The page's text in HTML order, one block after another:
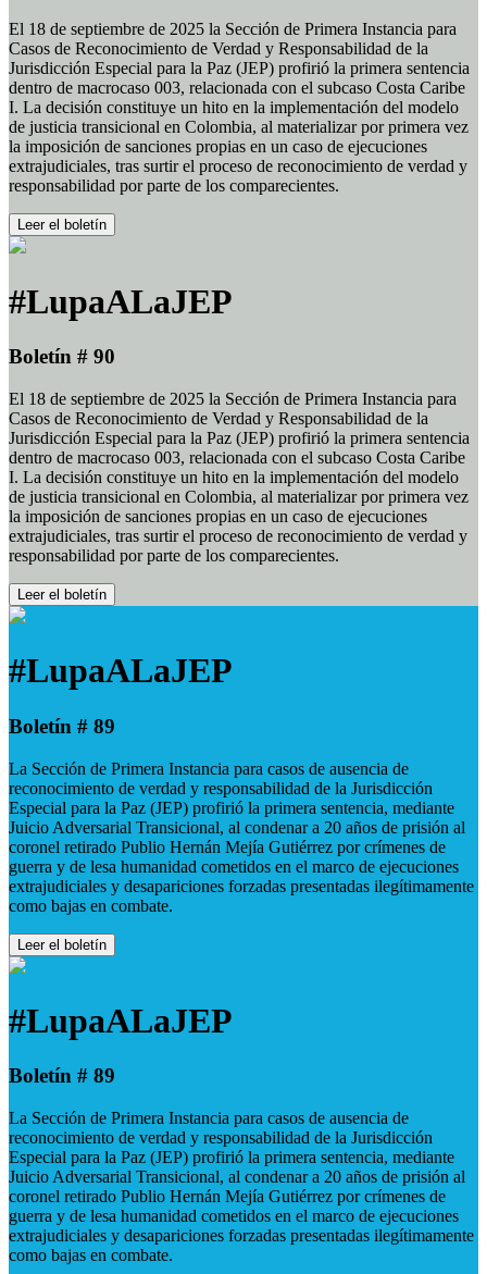
El 18 de septiembre de 2025 la Sección de Primera Instancia para
Casos de Reconocimiento de Verdad y Responsabilidad de la
Jurisdicción Especial para la Paz (JEP) profirió la primera sentencia
dentro de macrocaso 003, relacionada con el subcaso Costa Caribe
I. La decisión constituye un hito en la implementación del modelo
de justicia transicional en Colombia, al materializar por primera vez
la imposición de sanciones propias en un caso de ejecuciones
extrajudiciales, tras surtir el proceso de reconocimiento de verdad y
responsabilidad por parte de los comparecientes.
Leer el boletín
#LupaALaJEP
Boletín # 90
El 18 de septiembre de 2025 la Sección de Primera Instancia para
Casos de Reconocimiento de Verdad y Responsabilidad de la
Jurisdicción Especial para la Paz (JEP) profirió la primera sentencia
dentro de macrocaso 003, relacionada con el subcaso Costa Caribe
I. La decisión constituye un hito en la implementación del modelo
de justicia transicional en Colombia, al materializar por primera vez
la imposición de sanciones propias en un caso de ejecuciones
extrajudiciales, tras surtir el proceso de reconocimiento de verdad y
responsabilidad por parte de los comparecientes.
Leer el boletín
#LupaALaJEP
Boletín # 89
La Sección de Primera Instancia para casos de ausencia de
reconocimiento de verdad y responsabilidad de la Jurisdicción
Especial para la Paz (JEP) profirió la primera sentencia, mediante
Juicio Adversarial Transicional, al condenar a 20 años de prisión al
coronel retirado Publio Hernán Mejía Gutiérrez por crímenes de
guerra y de lesa humanidad cometidos en el marco de ejecuciones
extrajudiciales y desapariciones forzadas presentadas ilegítimamente
como bajas en combate.
Leer el boletín
#LupaALaJEP
Boletín # 89
La Sección de Primera Instancia para casos de ausencia de
reconocimiento de verdad y responsabilidad de la Jurisdicción
Especial para la Paz (JEP) profirió la primera sentencia, mediante
Juicio Adversarial Transicional, al condenar a 20 años de prisión al
coronel retirado Publio Hernán Mejía Gutiérrez por crímenes de
guerra y de lesa humanidad cometidos en el marco de ejecuciones
extrajudiciales y desapariciones forzadas presentadas ilegítimamente
como bajas en combate.